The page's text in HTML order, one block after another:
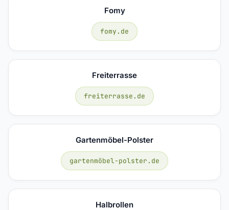
Fomy
fomy.de
Freiterrasse
freiterrasse.de
Gartenmöbel-Polster
gartenmöbel-polster.de
Halbrollen